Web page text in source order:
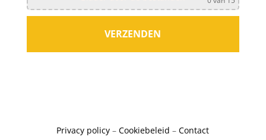
Privacy policy –Cookiebeleid –Contact